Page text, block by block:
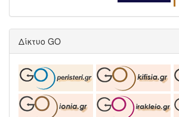
Δίκτυο GO